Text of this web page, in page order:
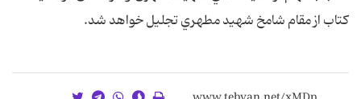
کتاب از مقام شامخ شهيد مطهري تجليل خواهد شد.